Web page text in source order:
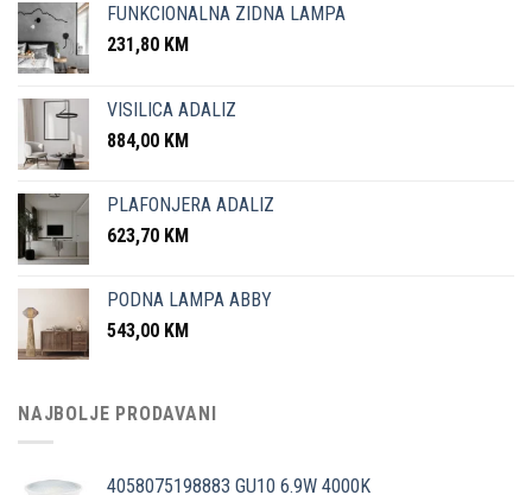
FUNKCIONALNA ZIDNA LAMPA
231,80 KM
VISILICA ADALIZ
884,00 KM
PLAFONJERA ADALIZ
623,70 KM
PODNA LAMPA ABBY
543,00 KM
NAJBOLJE PRODAVANI
4058075198883 GU10 6.9W 4000K